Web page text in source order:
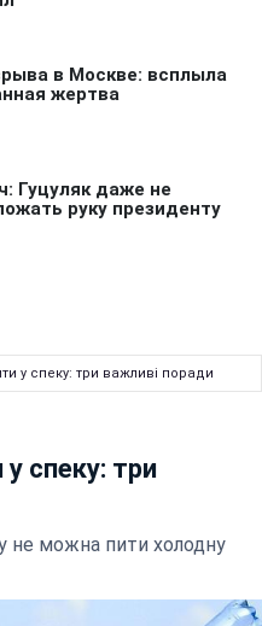
у спеку: три важливі поради
спеку: три
не можна пити холодну